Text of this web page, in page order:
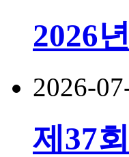
2026
2026-
제37